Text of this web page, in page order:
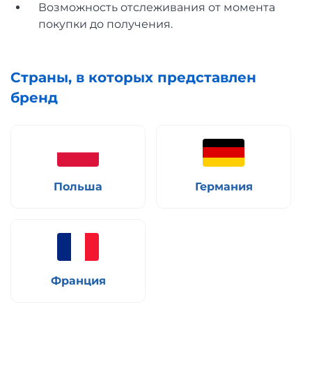
Возможность отслеживания от момента
покупки до получения.
Страны, в которых представлен
бренд
Польша Германия
Франция